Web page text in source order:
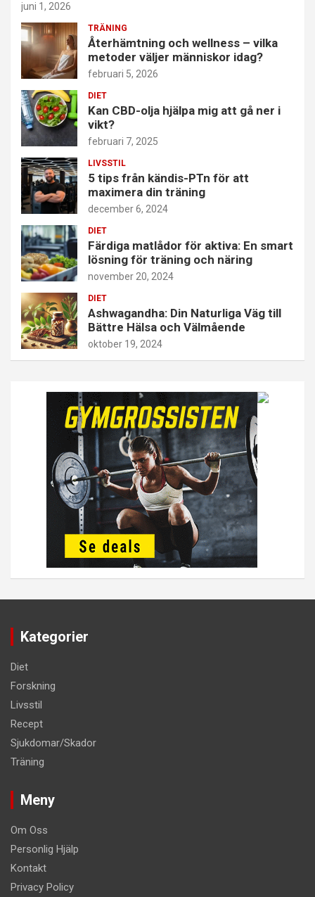
juni 1, 2026
TRÄNING
Återhämtning och wellness – vilka
metoder väljer människor idag?
februari 5, 2026
DIET
Kan CBD-olja hjälpa mig att gå ner i
vikt?
februari 7, 2025
LIVSSTIL
5 tips från kändis-PTn för att
maximera din träning
december 6, 2024
DIET
Färdiga matlådor för aktiva: En smart
lösning för träning och näring
november 20, 2024
DIET
Ashwagandha: Din Naturliga Väg till
Bättre Hälsa och Välmående
oktober 19, 2024
Kategorier
Diet
Forskning
Livsstil
Recept
Sjukdomar/Skador
Träning
Meny
Om Oss
Personlig Hjälp
Kontakt
Privacy Policy